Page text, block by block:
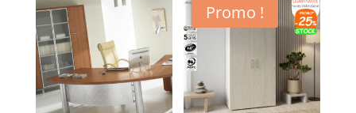
Promo !